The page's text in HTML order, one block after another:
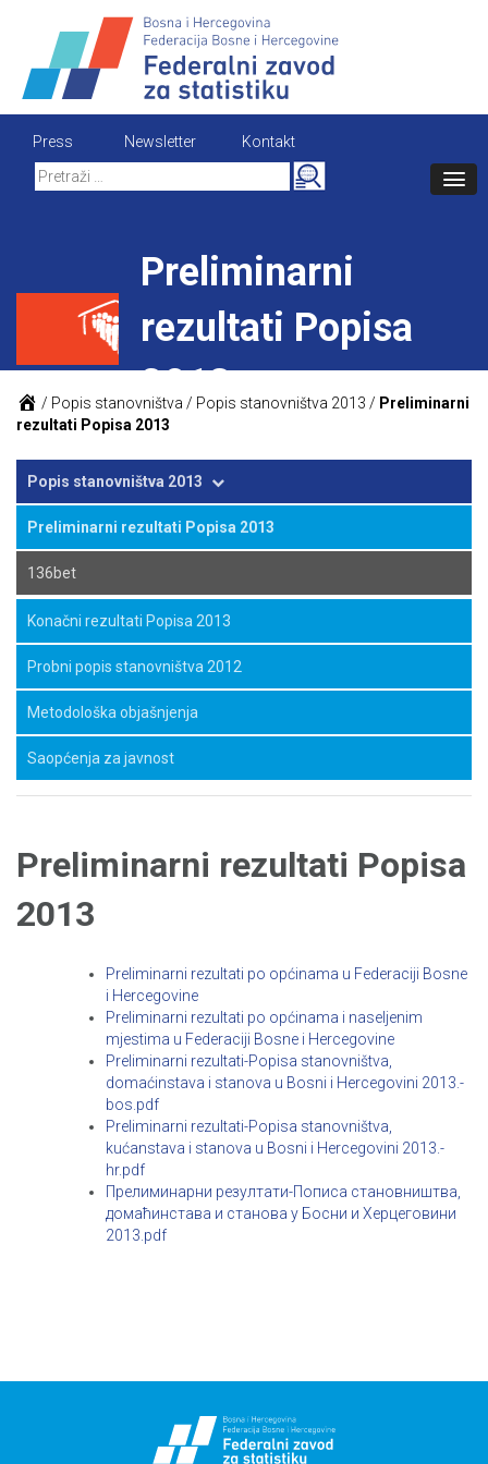
content
Press Newsletter
Kontakt
Search
for:
Preliminarni
rezultati Popisa
2013
/ Popis stanovništva / Popis stanovništva 2013 / Preliminarni
rezultati Popisa 2013
Popis stanovništva 2013
Preliminarni rezultati Popisa 2013
136bet
Konačni rezultati Popisa 2013
Probni popis stanovništva 2012
Metodološka objašnjenja
Saopćenja za javnost
Preliminarni rezultati Popisa
2013
Preliminarni rezultati po općinama u Federaciji Bosne
i Hercegovine
Preliminarni rezultati po općinama i naseljenim
mjestima u Federaciji Bosne i Hercegovine
Preliminarni rezultati-Popisa stanovništva,
domaćinstava i stanova u Bosni i Hercegovini 2013.-
bos.pdf
Preliminarni rezultati-Popisa stanovništva,
kućanstava i stanova u Bosni i Hercegovini 2013.-
hr.pdf
Прелиминарни резултати-Пописа становништва,
домаћинстава и станова у Босни и Херцеговини
2013.pdf